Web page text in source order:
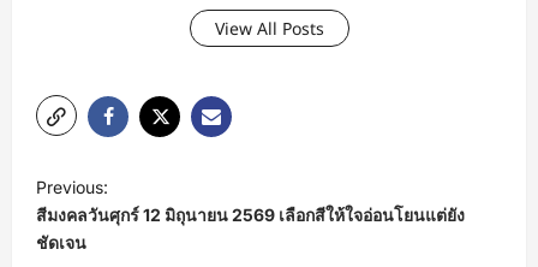
View All Posts
o
s
Previous:
สีมงคลวันศุกร์ 12 มิถุนายน 2569 เลือกสีให้ใจอ่อนโยนแต่ยัง
ชัดเจน